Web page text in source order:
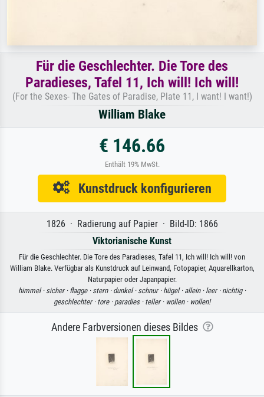
Für die Geschlechter. Die Tore des
Paradieses, Tafel 11, Ich will! Ich will!
(For the Sexes- The Gates of Paradise, Plate 11, I want! I want!)
William Blake
€ 146.66
Enthält 19% MwSt.
Kunstdruck konfigurieren
1826 · Radierung auf Papier · Bild-ID: 1866
Viktorianische Kunst
Für die Geschlechter. Die Tore des Paradieses, Tafel 11, Ich will! Ich will! von
William Blake. Verfügbar als Kunstdruck auf Leinwand, Fotopapier, Aquarellkarton,
Naturpapier oder Japanpapier.
himmel · sicher · flagge · stern · dunkel · schnur · hügel · allein · leer · nichtig ·
geschlechter · tore · paradies · teller · wollen · wollen!
Andere Farbversionen dieses Bildes